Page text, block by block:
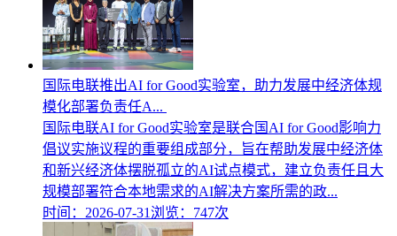
国际电联推出AI for Good实验室，助力发展中经济体规
模化部署负责任A...
国际电联AI for Good实验室是联合国AI for Good影响力
倡议实施议程的重要组成部分，旨在帮助发展中经济体
和新兴经济体摆脱孤立的AI试点模式，建立负责任且大
规模部署符合本地需求的AI解决方案所需的政...
时间：2026-07-31 浏览：747次